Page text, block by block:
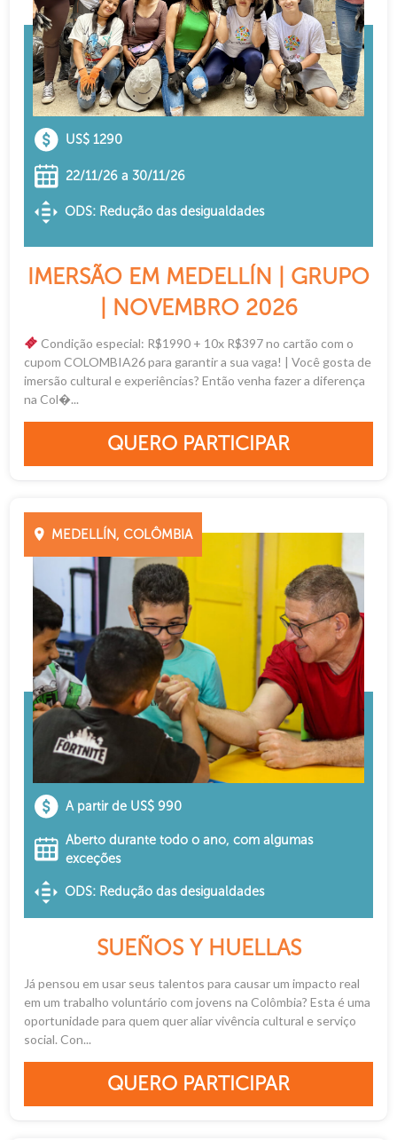
US$ 1290
22/11/26 a 30/11/26
ODS: Redução das desigualdades
IMERSÃO EM MEDELLÍN | GRUPO
| NOVEMBRO 2026
Condição especial: R$1990 + 10x R$397 no cartão com o
cupom COLOMBIA26 para garantir a sua vaga! | Você gosta de
imersão cultural e experiências? Então venha fazer a diferença
na Col�...
QUERO PARTICIPAR
MEDELLÍN, COLÔMBIA
A partir de US$ 990
Aberto durante todo o ano, com algumas
exceções
ODS: Redução das desigualdades
SUEÑOS Y HUELLAS
Já pensou em usar seus talentos para causar um impacto real
em um trabalho voluntário com jovens na Colômbia? Esta é uma
oportunidade para quem quer aliar vivência cultural e serviço
social. Con...
QUERO PARTICIPAR